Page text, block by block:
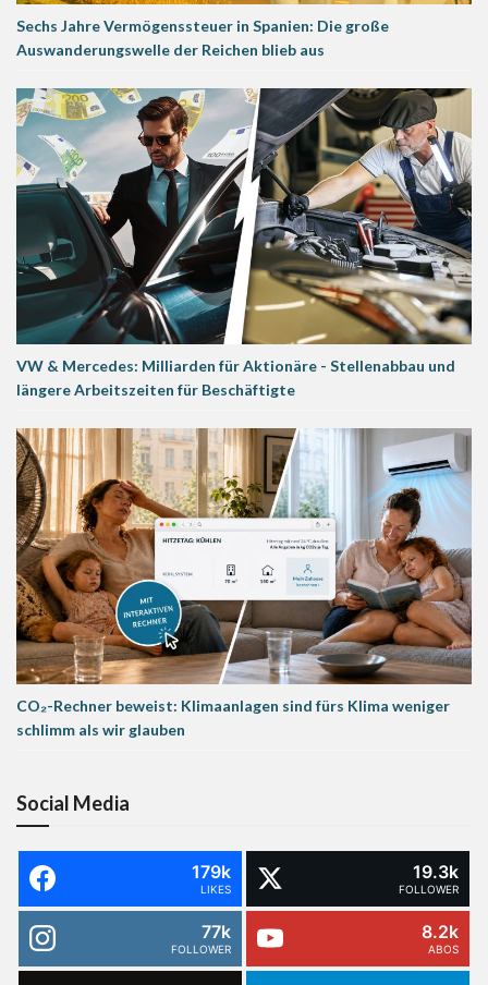
Sechs Jahre Vermögenssteuer in Spanien: Die große
Auswanderungswelle der Reichen blieb aus
VW & Mercedes: Milliarden für Aktionäre - Stellenabbau und
längere Arbeitszeiten für Beschäftigte
CO₂-Rechner beweist: Klimaanlagen sind fürs Klima weniger
schlimm als wir glauben
Social Media
179k
LIKES
19.3k
FOLLOWER
77k
FOLLOWER
8.2k
ABOS